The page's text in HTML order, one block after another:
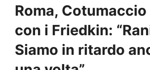
Roma,
con i Friedkin:
Siamo in ritardo